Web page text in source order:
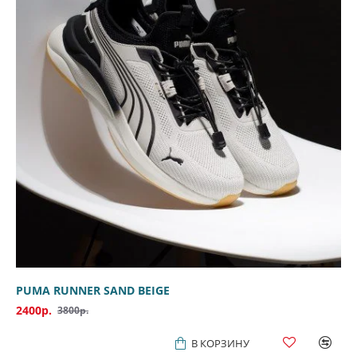
PUMA RUNNER SAND BEIGE
2400р. 3800р.
В КОРЗИНУ